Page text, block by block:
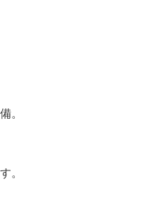
。
。